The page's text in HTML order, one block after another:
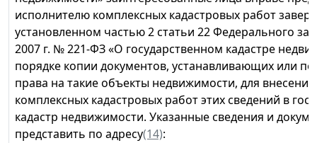
исполнителю комплексных кадастровых работ
установленном частью 2 статьи 22 Федерального
2007 г. № 221-ФЗ «О государственном кадастре
порядке копии документов, устанавливающих или
права на такие объекты недвижимости, для
комплексных кадастровых работ этих сведений в
кадастр недвижимости. Указанные сведения и
представить по адресу(14):